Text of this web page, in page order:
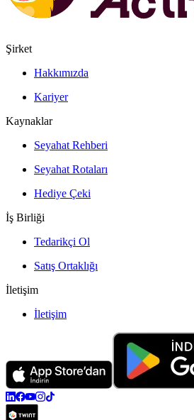
Şirket
Hakkımızda
Kariyer
Kaynaklar
Seyahat Rehberi
Seyahat Rotaları
Hediye Çeki
İş Birliği
Tedarikçi Ol
Satış Ortaklığı
İletişim
İletişim